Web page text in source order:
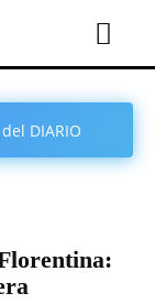
DIARIO